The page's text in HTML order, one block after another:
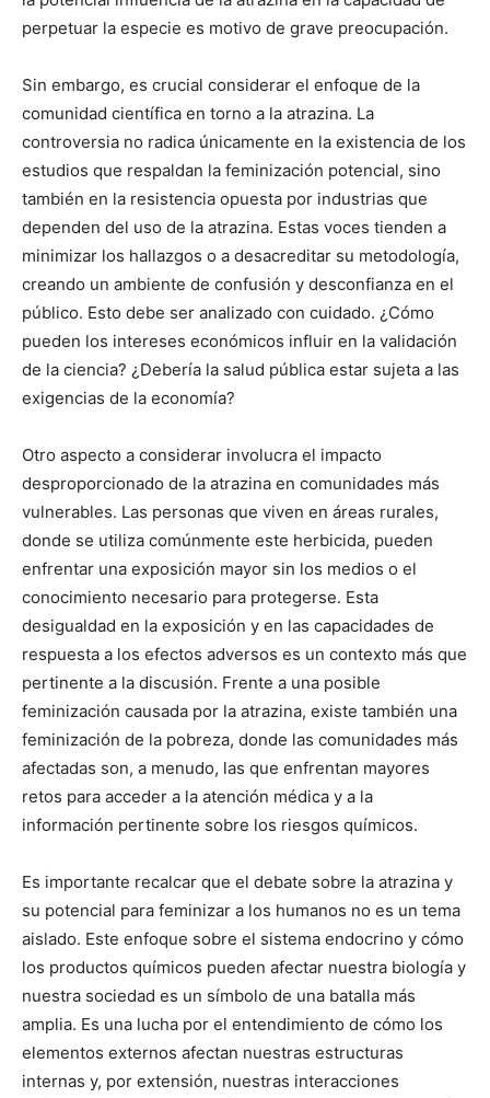
perpetuar la especie es motivo de grave preocupación.
Sin embargo, es crucial considerar el enfoque de la
comunidad científica en torno a la atrazina. La
controversia no radica únicamente en la existencia de los
estudios que respaldan la feminización potencial, sino
también en la resistencia opuesta por industrias que
dependen del uso de la atrazina. Estas voces tienden a
minimizar los hallazgos o a desacreditar su metodología,
creando un ambiente de confusión y desconfianza en el
público. Esto debe ser analizado con cuidado. ¿Cómo
pueden los intereses económicos influir en la validación
de la ciencia? ¿Debería la salud pública estar sujeta a las
exigencias de la economía?
Otro aspecto a considerar involucra el impacto
desproporcionado de la atrazina en comunidades más
vulnerables. Las personas que viven en áreas rurales,
donde se utiliza comúnmente este herbicida, pueden
enfrentar una exposición mayor sin los medios o el
conocimiento necesario para protegerse. Esta
desigualdad en la exposición y en las capacidades de
respuesta a los efectos adversos es un contexto más que
pertinente a la discusión. Frente a una posible
feminización causada por la atrazina, existe también una
feminización de la pobreza, donde las comunidades más
afectadas son, a menudo, las que enfrentan mayores
retos para acceder a la atención médica y a la
información pertinente sobre los riesgos químicos.
Es importante recalcar que el debate sobre la atrazina y
su potencial para feminizar a los humanos no es un tema
aislado. Este enfoque sobre el sistema endocrino y cómo
los productos químicos pueden afectar nuestra biología y
nuestra sociedad es un símbolo de una batalla más
amplia. Es una lucha por el entendimiento de cómo los
elementos externos afectan nuestras estructuras
internas y, por extensión, nuestras interacciones